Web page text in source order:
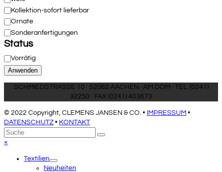
Kollektion-sofort lieferbar
Ornate
Sonderanfertigungen
Status
Verfügbarkeit
Vorrätig
Anwenden
SCHMIEDSTRASSE 10 · 52062 AACHEN · AM DOM · TEL. (0241)
32250 · FAX (0241) 403673
© 2022 Copyright, CLEMENS JANSEN & CO. • IMPRESSUM •
DATENSCHUTZ • KONTAKT
An
den
scrollen
Suche
Senden
×
menuTextilien
Neuheiten